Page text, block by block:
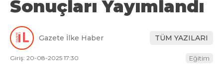
Sonuçları Yayımlandı
Gazete İlke Haber TÜM YAZILARI
Giriş: 20-08-2025 17:30 Eğitim